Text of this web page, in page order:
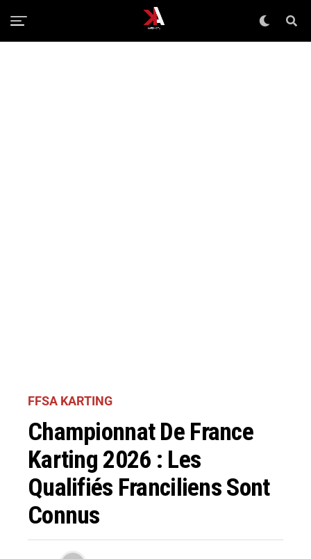
FFSA KARTING
Championnat De France
Karting 2026 : Les
Qualifiés Franciliens Sont
Connus